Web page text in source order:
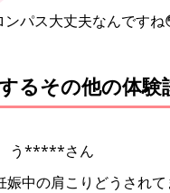
ンパス大丈夫なんです
るその他の体験
*****さん
娠中の肩こりどうされ